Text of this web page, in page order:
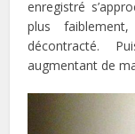
enregistré
plus
décontracté.
augmentant de